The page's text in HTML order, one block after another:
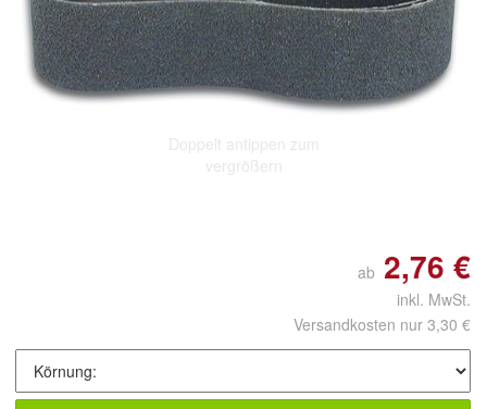
Doppelt antippen zum
vergrößern
ab 2,76 €
inkl. MwSt.
Versandkosten nur 3,30 €